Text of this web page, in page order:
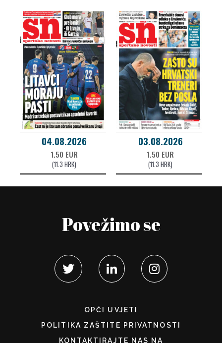
04.08.2026
1.50 EUR
(11.3 HRK)
03.08.2026
1.50 EUR
(11.3 HRK)
Povežimo se
OPĆI UVJETI
POLITIKA ZAŠTITE PRIVATNOSTI
KONTAKTIRAJTE NAS NA